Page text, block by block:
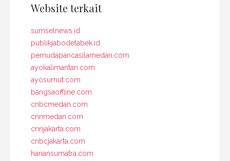
Website terkait
sumselnews.id
publikjabodetabek.id
pemudapancasilamedan.com
ayokalimantan.com
ayosumut.com
bangsaoffline.com
cnbcmedan.com
cnnmedan.com
cnnjakarta.com
cnbcjakarta.com
hariansumatra.com